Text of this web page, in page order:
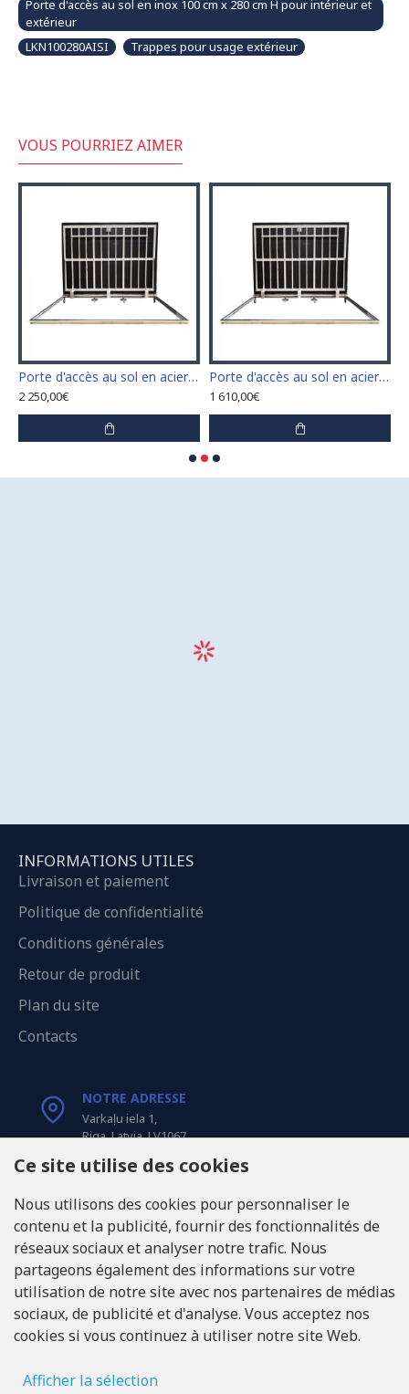
Porte d'accès au sol en inox 100 cm x 280 cm H pour intérieur et
extérieur
LKN100280AISI
Trappes pour usage extérieur
VOUS POURRIEZ AIMER
Porte d'accès au sol en acier inoxydable 120 cm x 120 cm pour intérieur et extérieur
2 250,00€
Porte d'accès au sol en acier inoxydable 60 cm x 100 cm pour intérieur et extérieur
1 610,00€
INFORMATIONS UTILES
Livraison et paiement
Politique de confidentialité
Conditions générales
Retour de produit
Plan du site
Contacts
NOTRE ADRESSE
Varkaļu iela 1,
Riga, Latvia, LV1067
Tel: +371 20371100
INFO@LUKONS.COM
COORDONNÉES DE L'ENTREPRISE
RITONE Sarl
Numéro de TVA LV40103717618
Ce site utilise des cookies
Nous utilisons des cookies pour personnaliser le
contenu et la publicité, fournir des fonctionnalités de
réseaux sociaux et analyser notre trafic. Nous
partageons également des informations sur votre
utilisation de notre site avec nos partenaires de médias
sociaux, de publicité et d'analyse. Vous acceptez nos
cookies si vous continuez à utiliser notre site Web.
Afficher la sélection